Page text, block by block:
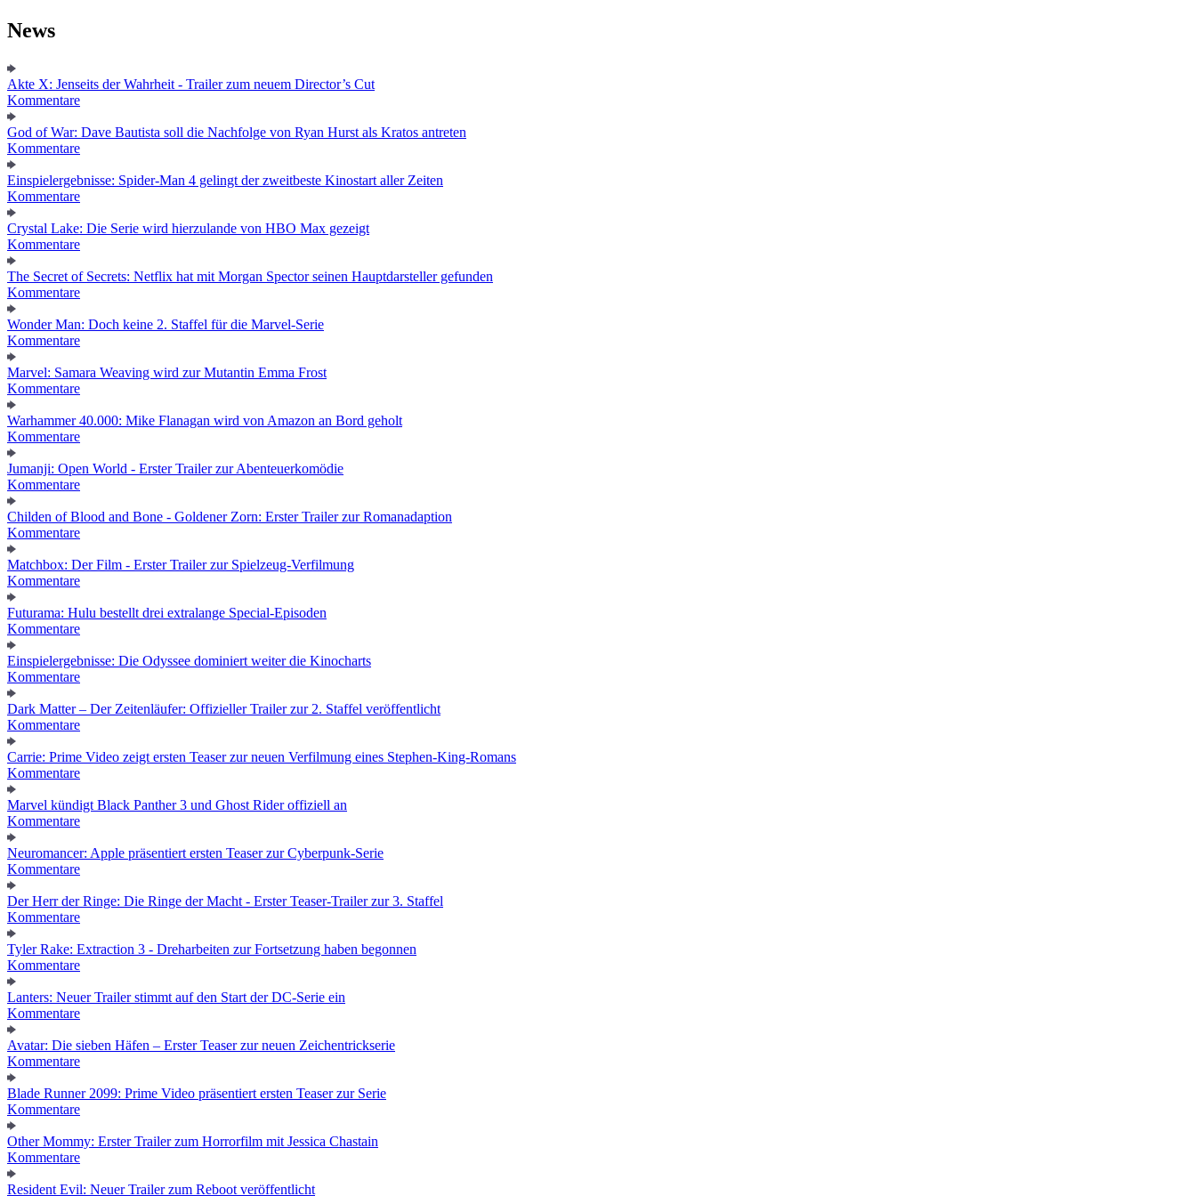
News
Akte X: Jenseits der Wahrheit - Trailer zum neuem Director’s Cut
Kommentare
God of War: Dave Bautista soll die Nachfolge von Ryan Hurst als Kratos antreten
Kommentare
Einspielergebnisse: Spider-Man 4 gelingt der zweitbeste Kinostart aller Zeiten
Kommentare
Crystal Lake: Die Serie wird hierzulande von HBO Max gezeigt
Kommentare
The Secret of Secrets: Netflix hat mit Morgan Spector seinen Hauptdarsteller gefunden
Kommentare
Wonder Man: Doch keine 2. Staffel für die Marvel-Serie
Kommentare
Marvel: Samara Weaving wird zur Mutantin Emma Frost
Kommentare
Warhammer 40.000: Mike Flanagan wird von Amazon an Bord geholt
Kommentare
Jumanji: Open World - Erster Trailer zur Abenteuerkomödie
Kommentare
Childen of Blood and Bone - Goldener Zorn: Erster Trailer zur Romanadaption
Kommentare
Matchbox: Der Film - Erster Trailer zur Spielzeug-Verfilmung
Kommentare
Futurama: Hulu bestellt drei extralange Special-Episoden
Kommentare
Einspielergebnisse: Die Odyssee dominiert weiter die Kinocharts
Kommentare
Dark Matter – Der Zeitenläufer: Offizieller Trailer zur 2. Staffel veröffentlicht
Kommentare
Carrie: Prime Video zeigt ersten Teaser zur neuen Verfilmung eines Stephen-King-Romans
Kommentare
Marvel kündigt Black Panther 3 und Ghost Rider offiziell an
Kommentare
Neuromancer: Apple präsentiert ersten Teaser zur Cyberpunk-Serie
Kommentare
Der Herr der Ringe: Die Ringe der Macht - Erster Teaser-Trailer zur 3. Staffel
Kommentare
Tyler Rake: Extraction 3 - Dreharbeiten zur Fortsetzung haben begonnen
Kommentare
Lanters: Neuer Trailer stimmt auf den Start der DC-Serie ein
Kommentare
Avatar: Die sieben Häfen – Erster Teaser zur neuen Zeichentrickserie
Kommentare
Blade Runner 2099: Prime Video präsentiert ersten Teaser zur Serie
Kommentare
Other Mommy: Erster Trailer zum Horrorfilm mit Jessica Chastain
Kommentare
Resident Evil: Neuer Trailer zum Reboot veröffentlicht